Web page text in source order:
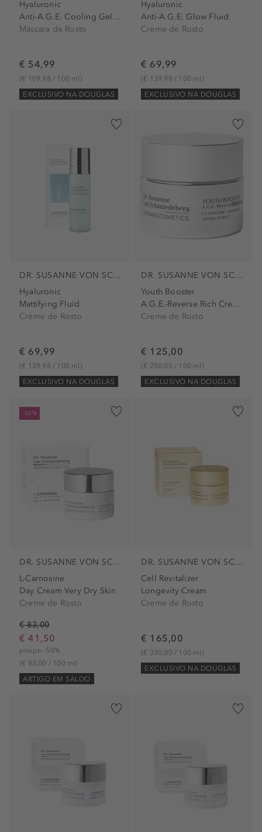
Hyaluronic
Anti-A.G.E. Cooling Gel Mask
Máscara de Rosto
€ 54,99
(€ 109,98 / 100 ml)
EXCLUSIVO NA DOUGLAS
Hyaluronic
Anti-A.G.E. Glow Fluid
Creme de Rosto
€ 69,99
(€ 139,98 / 100 ml)
EXCLUSIVO NA DOUGLAS
DR. SUSANNE VON SCHMIEDEBERG
Hyaluronic
Mattifying Fluid
Creme de Rosto
€ 69,99
(€ 139,98 / 100 ml)
EXCLUSIVO NA DOUGLAS
DR. SUSANNE VON SCHMIEDEBERG
Youth Booster
A.G.E.-Reverse Rich Cream
Creme de Rosto
€ 125,00
(€ 250,00 / 100 ml)
EXCLUSIVO NA DOUGLAS
-50%
DR. SUSANNE VON SCHMIEDEBERG
L-Carnosine
Day Cream Very Dry Skin
Creme de Rosto
€ 83,00
€ 41,50
poupe -50%
(€ 83,00 / 100 ml)
ARTIGO EM SALDO
DR. SUSANNE VON SCHMIEDEBERG
Cell Revitalizer
Longevity Cream
Creme de Rosto
€ 165,00
(€ 330,00 / 100 ml)
EXCLUSIVO NA DOUGLAS